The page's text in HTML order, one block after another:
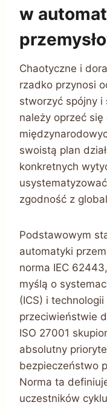
w
Chaotyczne i
rzadko przynosi
stworzyć spójny i
należy oprzeć
swoistą plan
konkretnych
zgodność z
Podstawowym
automatyki
norma IEC
myślą o
(ICS) i
przeciwieństwie
ISO 27001
absolutny
bezpieczeństwo
Norma ta
uczestników